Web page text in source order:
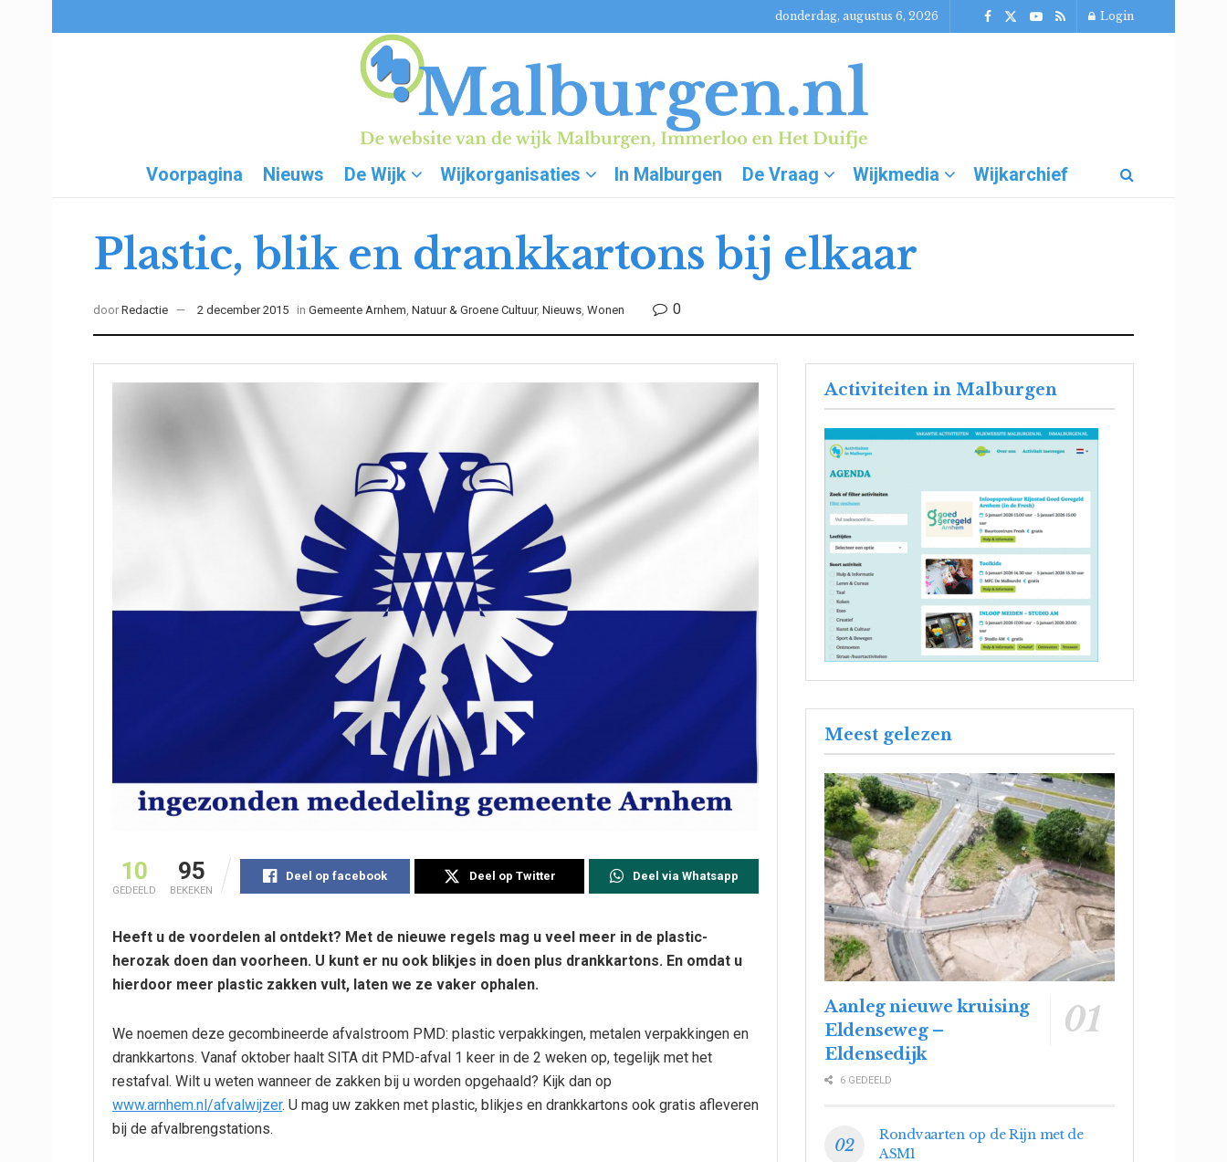
donderdag, augustus 6, 2026 Login
Voorpagina Nieuws De Wijk Wijkorganisaties In Malburgen De Vraag Wijkmedia Wijkarchief
Plastic, blik en drankkartons bij elkaar
door Redactie 2 december 2015 in Gemeente Arnhem, Natuur & Groene Cultuur, Nieuws, Wonen 0
10
GEDEELD
95
BEKEKEN
Deel op facebook Deel op Twitter Deel via Whatsapp
Heeft u de voordelen al ontdekt? Met de nieuwe regels mag u veel meer in de plastic-
herozak doen dan voorheen. U kunt er nu ook blikjes in doen plus drankkartons. En omdat u
hierdoor meer plastic zakken vult, laten we ze vaker ophalen.
We noemen deze gecombineerde afvalstroom PMD: plastic verpakkingen, metalen verpakkingen en
drankkartons. Vanaf oktober haalt SITA dit PMD-afval 1 keer in de 2 weken op, tegelijk met het
restafval. Wilt u weten wanneer de zakken bij u worden opgehaald? Kijk dan op
www.arnhem.nl/afvalwijzer. U mag uw zakken met plastic, blikjes en drankkartons ook gratis afleveren
bij de afvalbrengstations.
Activiteiten in Malburgen
Meest gelezen
Aanleg nieuwe kruising
Eldenseweg –
Eldensedijk
6 GEDEELD
Rondvaarten op de Rijn met de
ASM1